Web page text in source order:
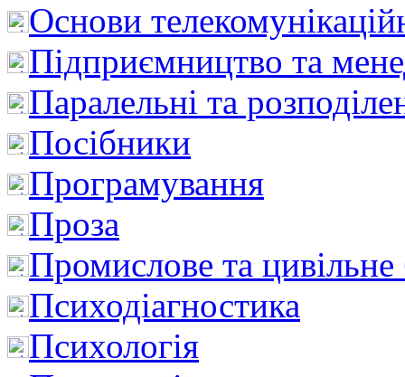
Основи
Підприємництво та
Паралельні та
Посібники
Програмування
Проза
Промислове та цивільне
Психодіагностика
Психологія